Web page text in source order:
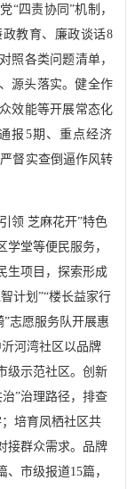
“四责协同”机制，
政教育、廉政谈话8
对照各类问题清单，
源头落实。健全作
效能等开展常态化
报 5期、重点经济
督实查倒逼作风转
领 芝麻花开”特色
堂等便民服务，
生项目，探索形成
计划”“楼长益家行
”志愿服务队开展惠
河湾社区以品牌
级示范社区。创新
治”治理路径，排查
培育凤栖社区共
接群众需求。品牌
、市级报道15篇，